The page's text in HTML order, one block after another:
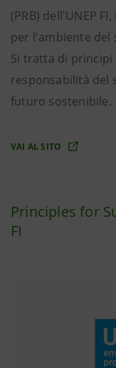
(PRB) dell'UNEP
per l'ambiente del
Si tratta di principi
responsabilità del
futuro sostenibile.
VAI AL SITO
Principles for
FI